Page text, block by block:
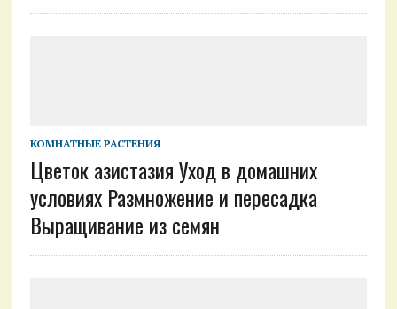
КОМНАТНЫЕ РАСТЕНИЯ
Цветок азистазия Уход в домашних
условиях Размножение и пересадка
Выращивание из семян